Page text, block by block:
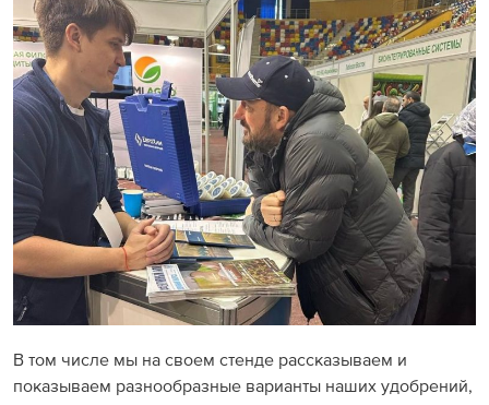
В том числе мы на своем стенде рассказываем и
показываем разнообразные варианты наших удобрений,